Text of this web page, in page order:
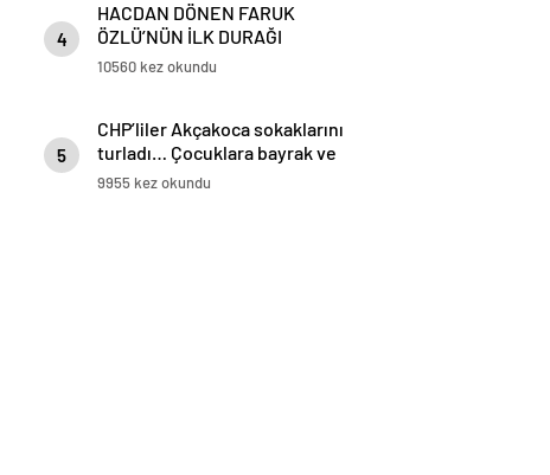
4
HACDAN DÖNEN FARUK
ÖZLÜ’NÜN İLK DURAĞI
AKÇAKOCA OLDU
10560 kez okundu
5
CHP’liler Akçakoca sokaklarını
turladı… Çocuklara bayrak ve
balon dağıttı
9955 kez okundu